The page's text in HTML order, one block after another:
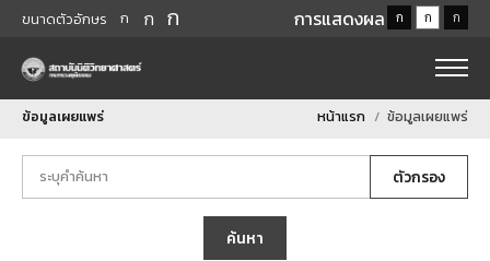
ขนาดตัวอักษร ก ก ก การแสดงผล ก ก ก
ข้อมูลเผยแพร่ หน้าแรก ข้อมูลเผยแพร่
ตัวกรอง
ค้นหา